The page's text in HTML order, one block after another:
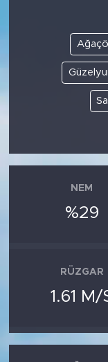
NEM
%29
RÜZGAR
1.61 M/